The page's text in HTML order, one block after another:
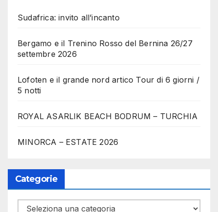
Sudafrica: invito all’incanto
Bergamo e il Trenino Rosso del Bernina 26/27
settembre 2026
Lofoten e il grande nord artico Tour di 6 giorni /
5 notti
ROYAL ASARLIK BEACH BODRUM – TURCHIA
MINORCA – ESTATE 2026
Categorie
Categorie